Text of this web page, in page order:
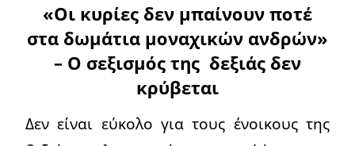
«Οι κυρίες δεν μπαίνουν ποτέ
στα δωμάτια μοναχικών ανδρών»
– Ο σεξισμός της δεξιάς δεν
κρύβεται
Δεν είναι εύκολο για τους ένοικους της